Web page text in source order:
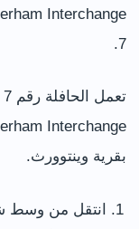
7.
بقرية وينتوورث.